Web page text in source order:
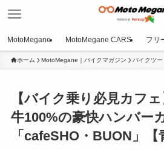
MotoMegane MotoMegane CARS フリ
ホーム MotoMegane｜バイクマガジン バイクツ
【バイク乗り必見カフ
牛100%の豪快ハンバー
「cafeSHO・BUON」【